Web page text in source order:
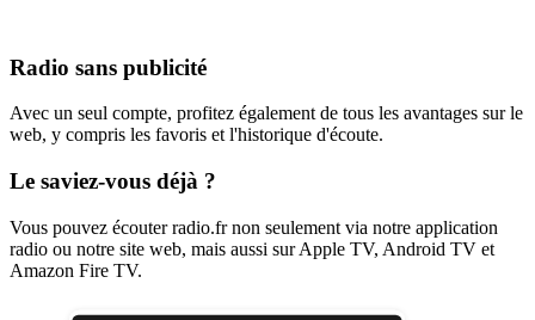
Radio sans publicité
Avec un seul compte, profitez également de tous les avantages sur le
web, y compris les favoris et l'historique d'écoute.
Le saviez-vous déjà ?
Vous pouvez écouter radio.fr non seulement via notre application
radio ou notre site web, mais aussi sur Apple TV, Android TV et
Amazon Fire TV.